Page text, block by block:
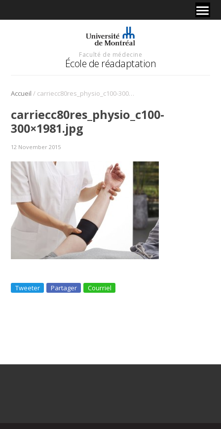
Faculté de médecine
École de réadaptation
Accueil / carriecc80res_physio_c100-300×1981.jpg
carriecc80res_physio_c100-
300×1981.jpg
12 November 2015
Tweeter Partager Courriel